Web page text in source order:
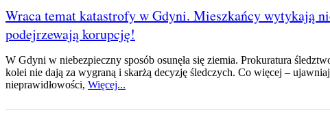
Wraca temat katastrofy w Gdyni. Mieszkańcy wytykają
podejrzewają korupcję!
W Gdyni w niebezpieczny sposób osunęła się ziemia. Prokuratura
kolei nie dają za wygraną i skarżą decyzję śledczych. Co więcej –
nieprawidłowości, Więcej...